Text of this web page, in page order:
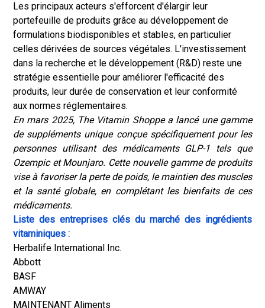
Les principaux acteurs s'efforcent d'élargir leur
portefeuille de produits grâce au développement de
formulations biodisponibles et stables, en particulier
celles dérivées de sources végétales. L'investissement
dans la recherche et le développement (R&D) reste une
stratégie essentielle pour améliorer l'efficacité des
produits, leur durée de conservation et leur conformité
aux normes réglementaires.
En mars 2025, The Vitamin Shoppe a lancé une gamme
de suppléments unique conçue spécifiquement pour les
personnes utilisant des médicaments GLP-1 tels que
Ozempic et Mounjaro. Cette nouvelle gamme de produits
vise à favoriser la perte de poids, le maintien des muscles
et la santé globale, en complétant les bienfaits de ces
médicaments.
Liste des entreprises clés du marché des ingrédients
vitaminiques :
Herbalife International Inc.
Abbott
BASF
AMWAY
MAINTENANT Aliments